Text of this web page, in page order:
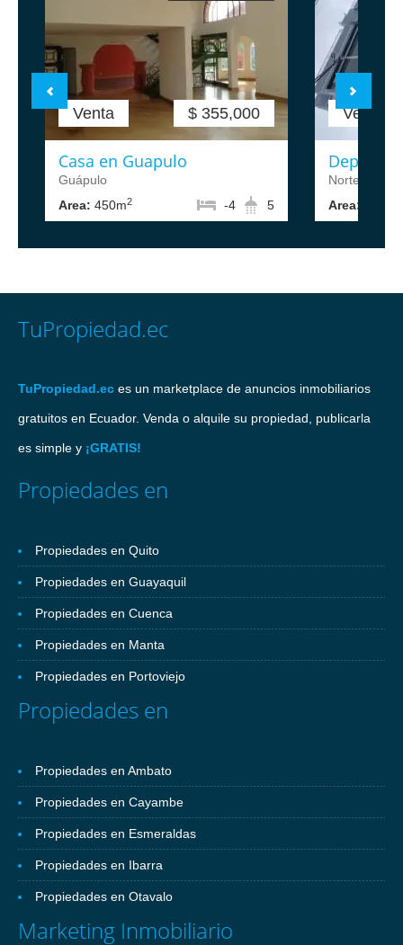
Venta $ 355,000
Casa en Guapulo
Guápulo
Area: 450m2 5
-4
Venta
Norte de
Area:
TuPropiedad.ec
TuPropiedad.ec es un marketplace de anuncios inmobiliarios
gratuitos en Ecuador. Venda o alquile su propiedad, publicarla
es simple y ¡GRATIS!
Propiedades en
Propiedades en Quito
Propiedades en Guayaquil
Propiedades en Cuenca
Propiedades en Manta
Propiedades en Portoviejo
Propiedades en
Propiedades en Ambato
Propiedades en Cayambe
Propiedades en Esmeraldas
Propiedades en Ibarra
Propiedades en Otavalo
Marketing Inmobiliario